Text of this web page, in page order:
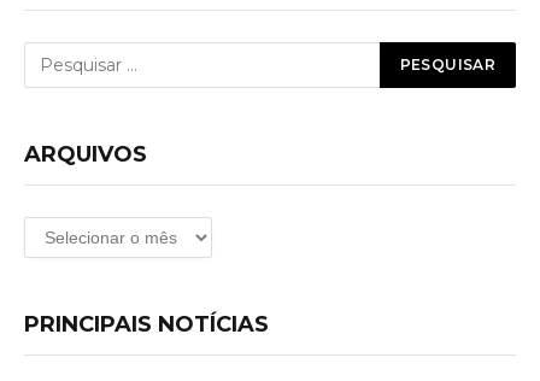
ARQUIVOS
Arquivos
PRINCIPAIS NOTÍCIAS